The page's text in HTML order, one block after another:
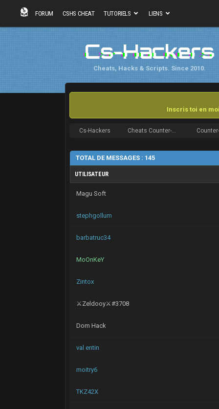
FORUM CSHS CHEAT TUTORIELS LIENS
Cs-Hackers
Cheats, Hacks & Scripts. Since 2010.
Inscris toi en
Cs-Hackers Cheats Counter-Strike
TOTAL DE MESSAGES : 145
UTILISATEUR
Magu Soft
stephgollum
barbatruc34
MoOnKeY
Zintox
⚔Zeldooy⚔#3708
Dom Hack
val entin
moitry6
TKZ42X